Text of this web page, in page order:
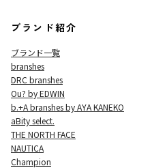
ブランド紹介
ブランド一覧
branshes
DRC branshes
Ou? by EDWIN
b.+A branshes by AYA KANEKO
aBity select.
THE NORTH FACE
NAUTICA
Champion